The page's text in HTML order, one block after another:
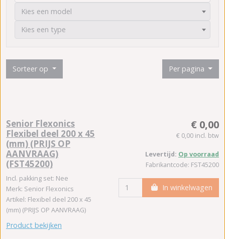
Kies een model
Kies een type
Sorteer op Per pagina
Senior Flexonics
Flexibel deel 200 x 45
(mm) (PRIJS OP
AANVRAAG)
(FST45200)
Incl. pakking set: Nee
Merk: Senior Flexonics
Artikel: Flexibel deel 200 x 45
(mm) (PRIJS OP AANVRAAG)
Product bekijken
€ 0,00
€ 0,00 incl. btw
Levertijd: Op voorraad
Fabrikantcode: FST45200
In winkelwagen